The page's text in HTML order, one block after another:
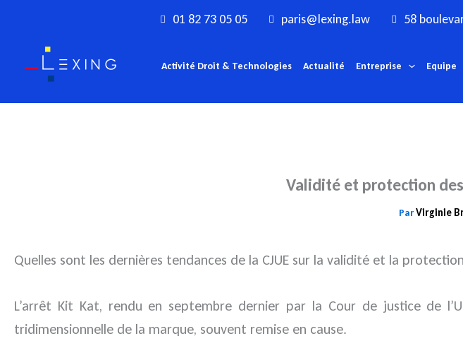
contenu
01 82 73 05 05 paris@lexing.law 58
Activité Droit & Technologies Actualité Entreprise Equipe
Validité et protection
ParVirginie
Quelles sont les dernières tendances de la CJUE sur la validité et la
L’arrêt Kit Kat, rendu en septembre dernier par la Cour de justice de
tridimensionnelle de la marque, souvent remise en cause.